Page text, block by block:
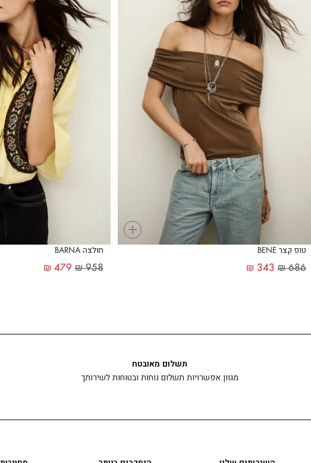
+
טופ קצר BENE
₪686
₪ 343
חולצה BARNA
₪958
₪ 479
תשלום מאובטח
מגוון אפשרויות תשלום נוחות ובטוחות לשירותך